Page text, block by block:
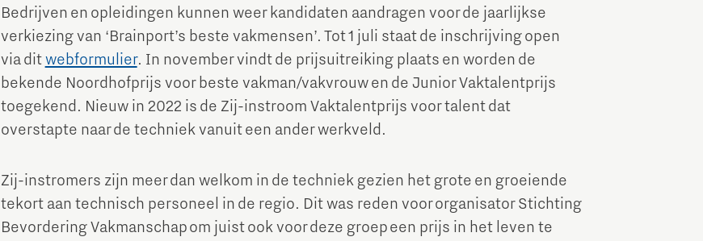
Brainport Industries Campus
High Tech Campus Eindhoven
Strijp District
TU/e Campus
Micro and nano electronics Food
Next Tech Food Factories
Bedrijven en opleidingen kunnen weer kandidaten aandragen voor de jaarlijkse
verkiezing van ‘Brainport’s beste vakmensen’. Tot 1 juli staat de inschrijving open
via ditwebformulier. In november vindt de prijsuitreiking plaats en worden de
bekende Noordhofprijs voor beste vakman/vakvrouw en de Junior Vaktalentprijs
toegekend. Nieuw in 2022 is de Zij-instroom Vaktalentprijs voor talent dat
overstapte naar de techniek vanuit een ander werkveld.
Zij-instromers zijn meer dan welkom in de techniek gezien het grote en groeiende
tekort aan technisch personeel in de regio. Dit was reden voor organisator Stichting
Bevordering Vakmanschap om juist ook voor deze groep een prijs in het leven te